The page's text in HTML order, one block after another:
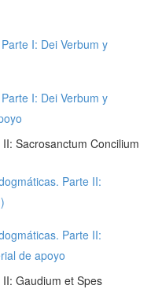
I: Dei Verbum y
I: Dei Verbum y
Sacrosanctum Concilium
Parte II:
Parte II:
de apoyo
Gaudium et Spes